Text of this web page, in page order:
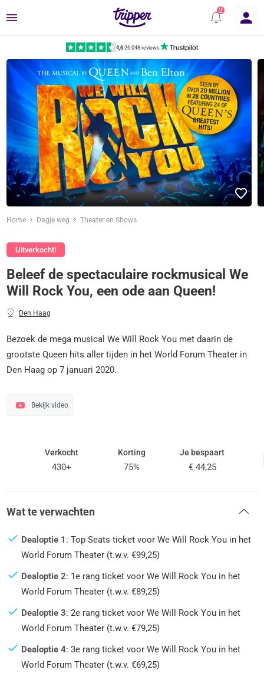
Menu
4,6|26.048 reviews
Home Dagje weg Theater en Shows
Uitverkocht!
Beleef de spectaculaire rockmusical We
Will Rock You, een ode aan Queen!
Den Haag
Bezoek de mega musical We Will Rock You met daarin de
grootste Queen hits aller tijden in het World Forum Theater in
Den Haag op 7 januari 2020.
Bekijk video
Verkocht
430+
Korting
75%
Je bespaart
€ 44,25
Wat te verwachten
Dealoptie 1 : Top Seats ticket voor We Will Rock You in het
World Forum Theater (t.w.v. €99,25)
Dealoptie 2: 1e rang ticket voor We Will Rock You in het
World Forum Theater (t.w.v. €89,25)
Dealoptie 3: 2e rang ticket voor We Will Rock You in het
World Forum Theater (t.w.v. €79,25)
Dealoptie 4: 3e rang ticket voor We Will Rock You in het
World Forum Theater (t.w.v. €69,25)